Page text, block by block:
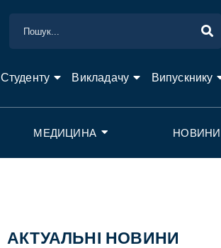
Студенту Викладачу Випускнику
МЕДИЦИНА НОВИНИ
АКТУАЛЬНІ НОВИНИ